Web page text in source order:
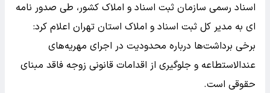
اسناد رسمی سازمان ثبت اسناد و املاک کشور، طی صدور نامه
ای به مدیر کل ثبت اسناد و املاک استان تهران اعلام کرد:
برخی برداشت‌ها درباره محدودیت در اجرای مهریه‌های
عندالاستطاعه و جلوگیری از اقدامات قانونی زوجه فاقد مبنای
حقوقی است.